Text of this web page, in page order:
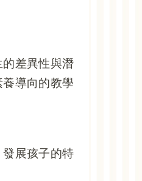
差異性與潛
導向的教學
展孩子的特